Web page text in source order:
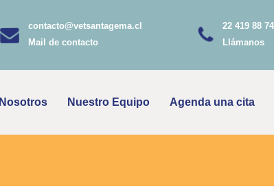
contacto@vetsantagema.cl
Mail de contacto
22 419 88 74
Llámanos
Nosotros Nuestro Equipo Agenda una cita